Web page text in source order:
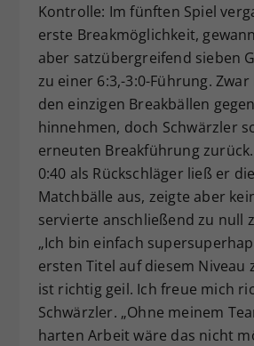
Kontrolle: Im fünften Spiel
erste Breakmöglichkeit,
aber satzübergreifend sieben
zu einer 6:3,-3:0-Führung.
den einzigen Breakbällen
hinnehmen, doch Schwärzler
erneuten Breakführung
0:40 als Rückschläger ließ er
Matchbälle aus, zeigte aber
servierte anschließend zu null
„Ich bin einfach
ersten Titel auf diesem Niveau
ist richtig geil. Ich freue mich
Schwärzler. „Ohne meinem
harten Arbeit wäre das nicht